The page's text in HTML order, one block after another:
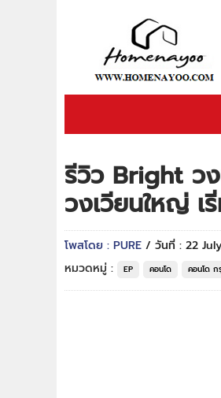
รีวิว Bright ว
วงเวียนใหญ่ เ
โพสโดย : PURE / วันที่ : 22
หมวดหมู่ :
EP คอนโด คอนโด ก